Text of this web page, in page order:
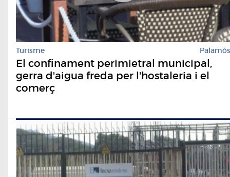
Turisme Palamós
El confinament perimietral municipal,
gerra d'aigua freda per l'hostaleria i el
comerç